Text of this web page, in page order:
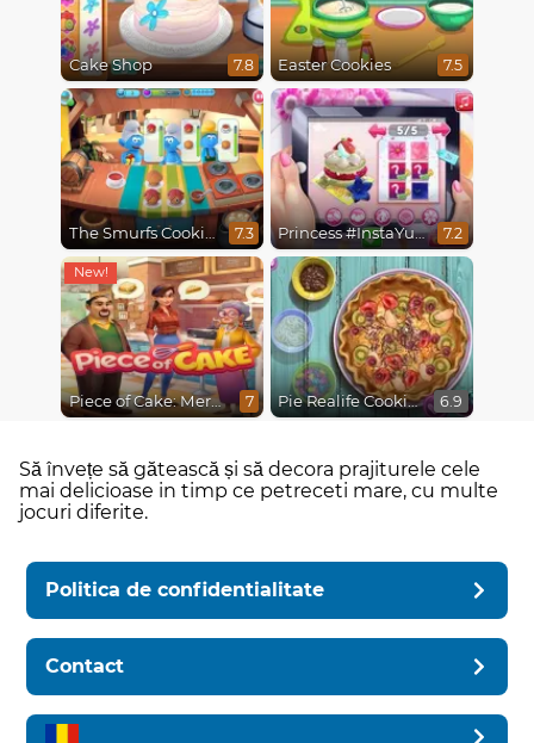
Cake Shop 7.8 Easter Cookies 7.5
The Smurfs Cooking 7.3 Princess #InstaYuuum Macarons & Flowers 7.2
Piece of Cake: Merge & Bake 7 Pie Realife Cooking 6.9
Să învețe să gătească și să decora prajiturele cele
mai delicioase in timp ce petreceti mare, cu multe
jocuri diferite.
Politica de confidentialitate
Contact